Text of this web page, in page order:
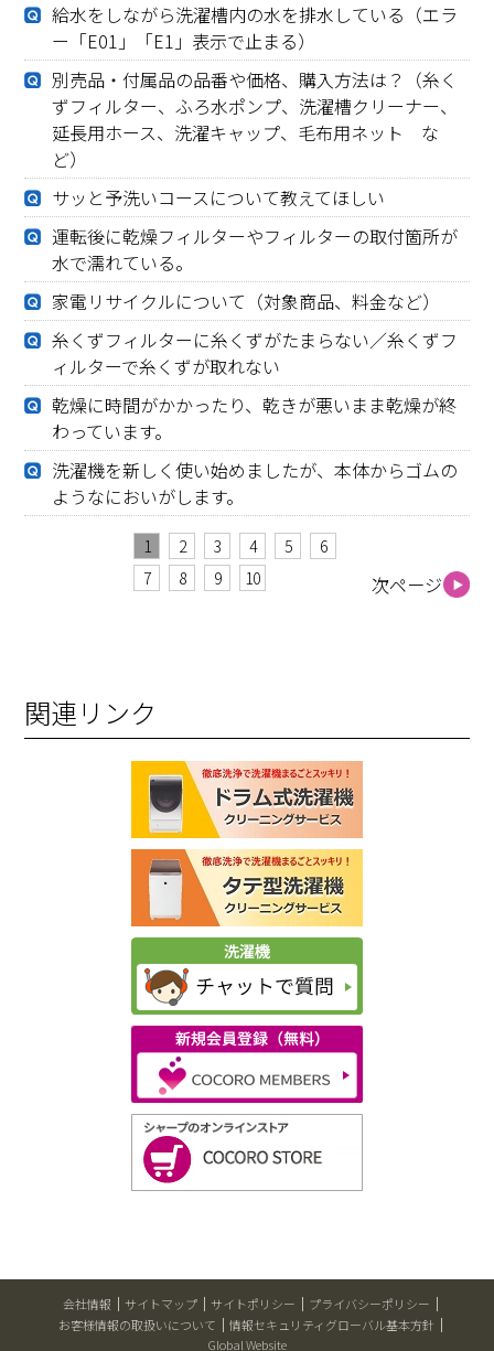
給水をしながら洗濯槽内の水を排水している（エラ
ー「E01」「E1」表示で止まる）
別売品・付属品の品番や価格、購入方法は？（糸く
ずフィルター、ふろ水ポンプ、洗濯槽クリーナー、
延長用ホース、洗濯キャップ、毛布用ネット な
ど）
サッと予洗いコースについて教えてほしい
運転後に乾燥フィルターやフィルターの取付箇所が
水で濡れている。
家電リサイクルについて（対象商品、料金など）
糸くずフィルターに糸くずがたまらない／糸くずフ
ィルターで糸くずが取れない
乾燥に時間がかかったり、乾きが悪いまま乾燥が終
わっています。
洗濯機を新しく使い始めましたが、本体からゴムの
ようなにおいがします。
1 2 3 4 5
6
7
8 9 10 次ページ
関連リンク
会社情報 サイトマップ サイトポリシー
プライバシーポリシー
お客様情報の取扱いについて
情報セキュリティグローバル基本方針
Global Website